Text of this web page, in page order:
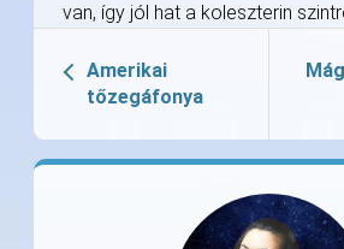
van, így jól hat a koleszterin
Amerikai
tőzegáfonya